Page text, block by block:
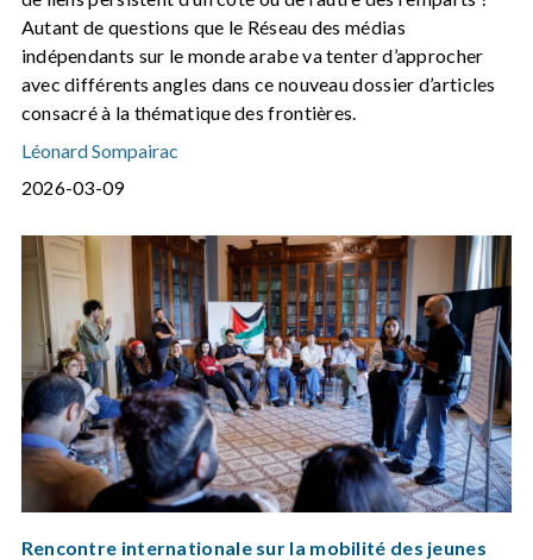
Autant de questions que le Réseau des médias
indépendants sur le monde arabe va tenter d’approcher
avec différents angles dans ce nouveau dossier d’articles
consacré à la thématique des frontières.
Léonard Sompairac
2026-03-09
Rencontre internationale sur la mobilité des jeunes